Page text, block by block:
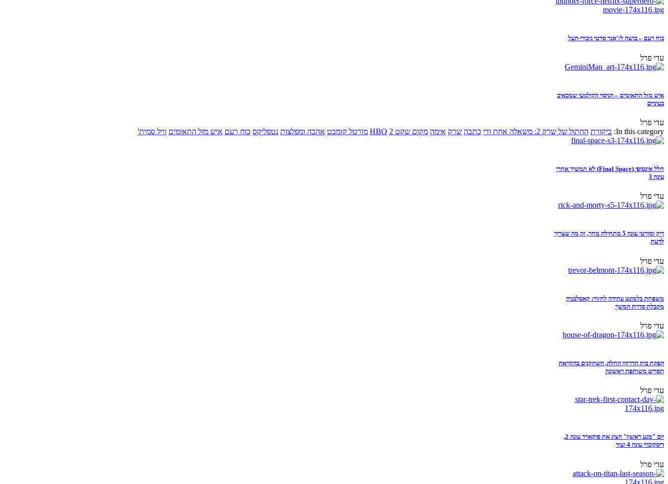
כוח רעם – בושה לז'אנר סרטי גיבורי-העל
עדי פרל
איש מזל התאומים – הניסוי הקולנועי שמכאיב
בעיניים
עדי פרל
In this category: ביקורת החתול של שרק 2: משאלה אחת ודי כתבה שרק אימה מקום שקט 2 HBO מורטל קומבט אהבה ומפלצות נטפליקס כוח רעם איש מזל התאומים וויל סמית'
חלל אינסופי (Final Space) לא תמשיך אחרי
עונה 3
עדי פרל
ריק ומורטי עונה 5 מתחילה מחר, זה מה שצריך
לדעת
עדי פרל
משפחת בלמונט עתידה לחזור: קאסלבניה
מקבלת סדרת המשך
עדי פרל
הפקת בית הדרקון החלה, השחקנים בהקראת
תסריט משותפת ראשונה
עדי פרל
יום "מגע ראשון" הציג את פיקארד עונה 2,
דיסקוברי עונה 4 ועוד
עדי פרל